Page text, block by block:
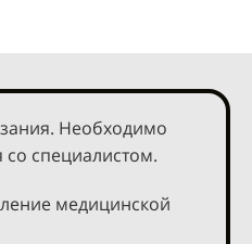
Необходимо
со специалистом.
медицинской